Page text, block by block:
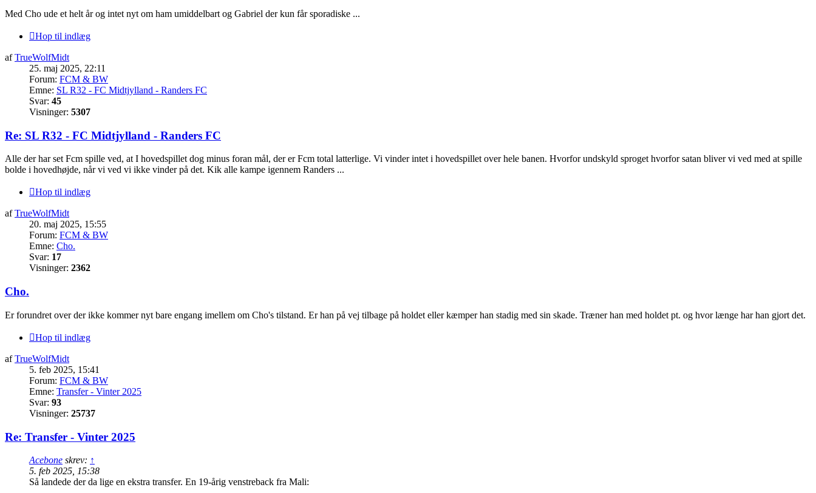
Med Cho ude et helt år og intet nyt om ham umiddelbart og Gabriel der kun får sporadiske ...
Hop til indlæg
afTrueWolfMidt
25. maj 2025, 22:11
Forum: FCM & BW
Emne: SL R32 - FC Midtjylland - Randers FC
Svar: 45
Visninger: 5307
Re: SL R32 - FC Midtjylland - Randers FC
Alle der har set Fcm spille ved, at I hovedspillet dog minus foran mål, der er Fcm total latterlige. Vi vinder intet i hovedspillet over hele banen. Hvorfor undskyld sproget hvorfor satan bliver vi ved med at spille
bolde i hovedhøjde, når vi ved vi ikke vinder på det. Kik alle kampe igennem Randers ...
Hop til indlæg
afTrueWolfMidt
20. maj 2025, 15:55
Forum: FCM & BW
Emne: Cho.
Svar: 17
Visninger: 2362
Cho.
Er forundret over der ikke kommer nyt bare engang imellem om Cho's tilstand. Er han på vej tilbage på holdet eller kæmper han stadig med sin skade. Træner han med holdet pt. og hvor længe har han gjort det.
Hop til indlæg
afTrueWolfMidt
5. feb 2025, 15:41
Forum: FCM & BW
Emne: Transfer - Vinter 2025
Svar: 93
Visninger: 25737
Re: Transfer - Vinter 2025
Acebone skrev: ↑
5. feb 2025, 15:38
Så landede der da lige en ekstra transfer. En 19-årig venstreback fra Mali: